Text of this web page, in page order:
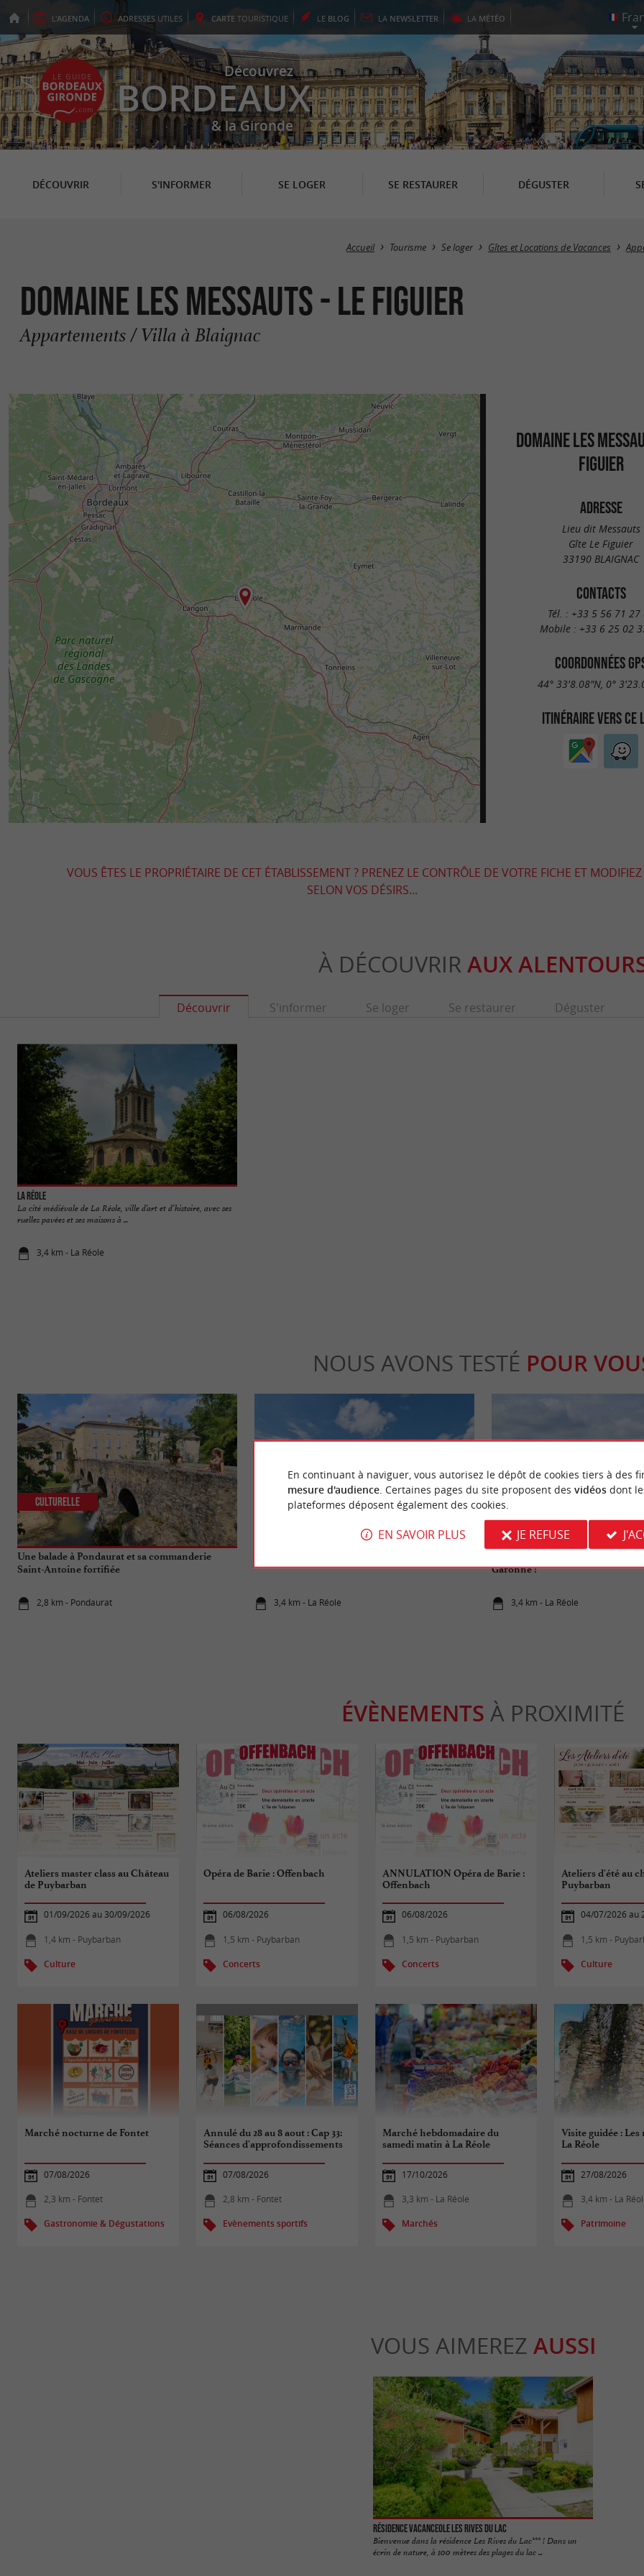
L'AGENDA ADRESSES UTILES CARTE TOURISTIQUE LE BLOG LA NEWSLETTER LA MÉTÉO
Découvrez
BORDEAUX
& la Gironde
DÉCOUVRIR S'INFORMER SE LOGER SE RESTAURER DÉGUSTER
Accueil Tourisme Se loger Gîtes et Locations de Vacances
Domaine Les Messauts - Le Figuier
Appartements / Villa à Blaignac
DOMAINE LES
FIGUIER
ADRESSE
Lieu dit Messauts
Gîte Le Figuier
33190 BLAIGNAC
CONTACTS
Tél. : +33 5 56 71 27
Mobile : +33 6 25 02
COORDONNÉES
44° 33'8.08"N, 0°
ITINÉRAIRE VERS CE
VOUS ÊTES LE PROPRIÉTAIRE DE CET ÉTABLISSEMENT ? PRENEZ LE CONTRÔLE DE VOTRE FICHE ET
SELON VOS DÉSIRS...
À DÉCOUVRIR AUX
Découvrir S'informer Se loger Se restaurer Déguster
La Réole
La cité médiévale de La Réole, ville d’art et d’histoire, avec ses
ruelles pavées et ses maisons à ...
3,4 km - La Réole
NOUS AVONS TESTÉ POUR
Une balade à Pondaurat et sa commanderie
Saint-Antoine fortifiée
2,8 km - Pondaurat
Culturelle
3,4 km - La Réole
Séjours / Weekend
Garonne !
3,4 km - La Réole
ÉVÈNEMENTS À PROXIMITÉ
Ateliers master class au Château
de Puybarban
01/09/2026 au 30/09/2026
1,4 km - Puybarban
Culture
Opéra de Barie : Offenbach
06/08/2026
1,5 km - Puybarban
Concerts
ANNULATION Opéra de Barie :
Offenbach
06/08/2026
1,5 km - Puybarban
Concerts
Ateliers d'été au
Puybarban
04/07/2026 au
1,5 km -
Culture
Marché nocturne de Fontet
07/08/2026
2,3 km - Fontet
Gastronomie & Dégustations
Annulé du 28 au 8 aout : Cap 33:
Séances d'approfondissements
07/08/2026
2,8 km - Fontet
Evènements sportifs
Marché hebdomadaire du
samedi matin à La Réole
17/10/2026
3,3 km - La Réole
Marchés
Visite guidée :
La Réole
27/08/2026
3,4 km - La
Patrimoine
VOUS AIMEREZ AUSSI
Résidence Vacanceole les Rives du Lac
Bienvenue dans la résidence Les Rives du Lac*** ! Dans un
écrin de nature, à 100 mètres des plages du lac ...
En continuant à naviguer, vous autorisez le dépôt de cookies tiers à des
mesure d'audience. Certaines pages du site proposent des vidéosdont
plateformes déposent également des cookies.
EN SAVOIR PLUS JE REFUSE